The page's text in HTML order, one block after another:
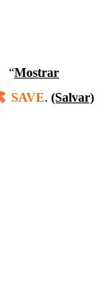
“Mostrar
SAVE. (Salvar)